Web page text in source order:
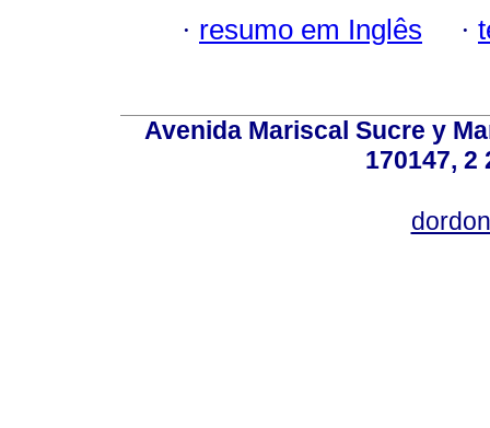
· resumo em Inglês ·
Avenida Mariscal Sucre y
170147, 2